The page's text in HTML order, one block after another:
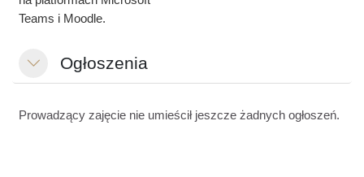
Teams i Moodle.
MinimalizujOgłoszenia
Prowadzący zajęcie nie umieścił jeszcze żadnych ogłoszeń.